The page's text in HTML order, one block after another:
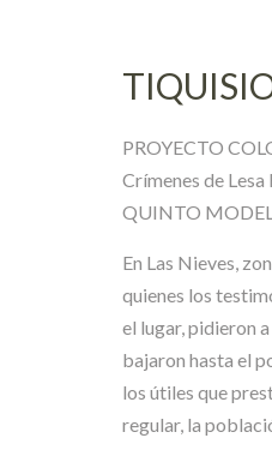
PROYECTO
Crímenes de
QUINTO
En Las Nieves,
quienes los
el lugar, pidieron
bajaron hasta el
los útiles que
regular, la